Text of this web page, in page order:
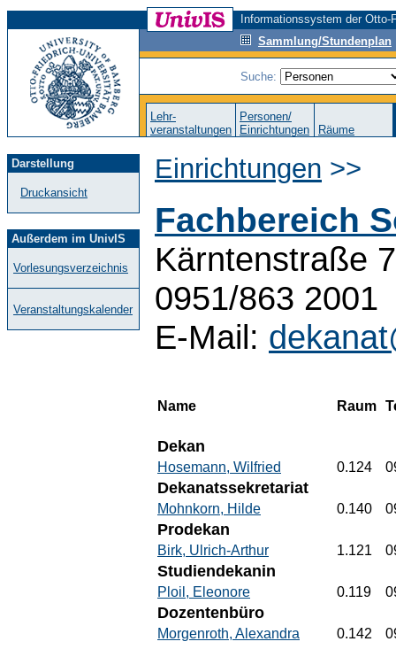
Informationssystem der
Sammlung/Stundenplan
Suche:
Lehr-
veranstaltungen
Personen/
Einrichtungen
Räume
Darstellung
Druckansicht
Außerdem im UnivIS
Vorlesungsverzeichnis
Veranstaltungskalender
Einrichtungen >>
Fachbereich
Kärntenstraße
0951/863 2001
E-Mail:
Name Raum
Dekan
Hosemann, Wilfried 0.124
Dekanatssekretariat
Mohnkorn, Hilde 0.140
Prodekan
Birk, Ulrich-Arthur 1.121
Studiendekanin
Ploil, Eleonore 0.119
Dozentenbüro
Morgenroth, Alexandra 0.142